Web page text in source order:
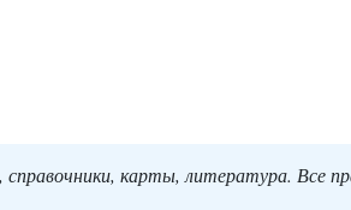
карты, литература. Все